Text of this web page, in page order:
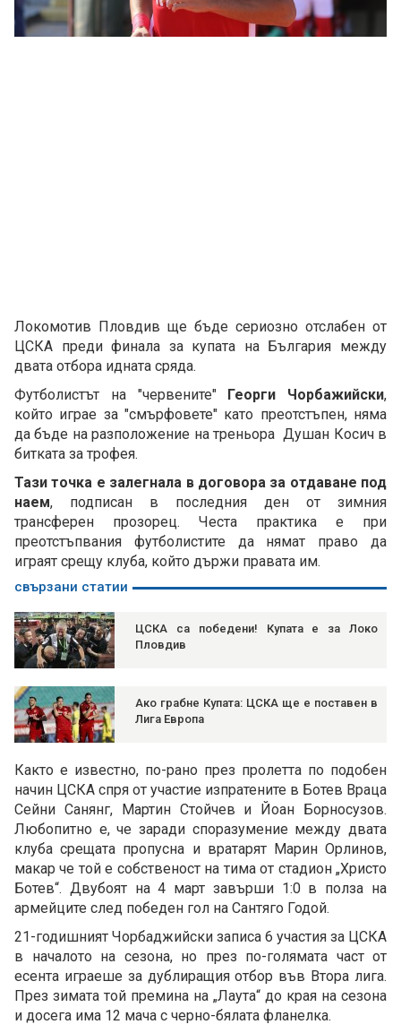
Локомотив Пловдив ще бъде сериозно отслабен от
ЦСКА преди финала за купата на България между
двата отбора идната сряда.
Футболистът на "червените" Георги Чорбажийски,
който играе за "смърфовете" като преотстъпен, няма
да бъде на разположение на треньора Душан Косич в
битката за трофея.
Тази точка е залегнала в договора за отдаване под
наем, подписан в последния ден от зимния
трансферен прозорец. Честа практика е при
преотстъпвания футболистите да нямат право да
играят срещу клуба, който държи правата им.
свързани статии
ЦСКА са победени! Купата е за Локо
Пловдив
Ако грабне Купата: ЦСКА ще е поставен в
Лига Европа
Както е известно, по-рано през пролетта по подобен
начин ЦСКА спря от участие изпратените в Ботев Враца
Сейни Санянг, Мартин Стойчев и Йоан Борносузов.
Любопитно е, че заради споразумение между двата
клуба срещата пропусна и вратарят Марин Орлинов,
макар че той е собственост на тима от стадион „Христо
Ботев“. Двубоят на 4 март завърши 1:0 в полза на
армейците след победен гол на Сантяго Годой.
21-годишният Чорбаджийски записа 6 участия за ЦСКА
в началото на сезона, но през по-голямата част от
есента играеше за дублиращия отбор във Втора лига.
През зимата той премина на „Лаута“ до края на сезона
и досега има 12 мача с черно-бялата фланелка.